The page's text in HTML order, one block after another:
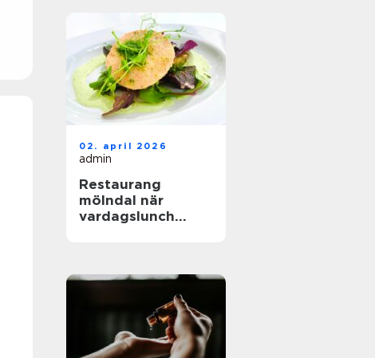
02. april 2026
admin
Restaurang
mölndal när
vardagslunch